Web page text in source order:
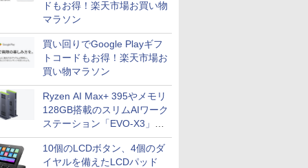
ドもお得！楽天市場お買い物
マラソン
買い回りでGoogle Playギフ
トコードもお得！楽天市場お
買い物マラソン
Ryzen AI Max+ 395やメモリ
128GB搭載のスリムAIワーク
ステーション「EVO-X3」が
GMKtecから
10個のLCDボタン、4個のダ
イヤルを備えたLCDパッド